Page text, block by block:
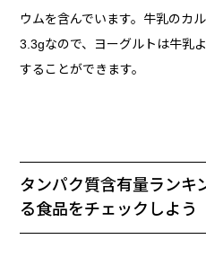
ウムを含んでいます。牛乳のカ
3.3gなので、ヨーグルトは牛乳
することができます。
タンパク質含有量ランキ
る食品をチェックしよう